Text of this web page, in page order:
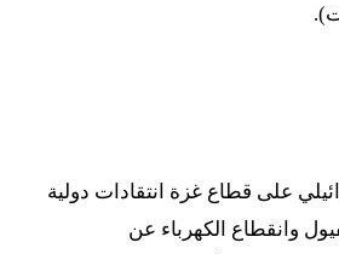
على قطاع غزة انتقادات دولية
وانقطاع الكهرباء عن